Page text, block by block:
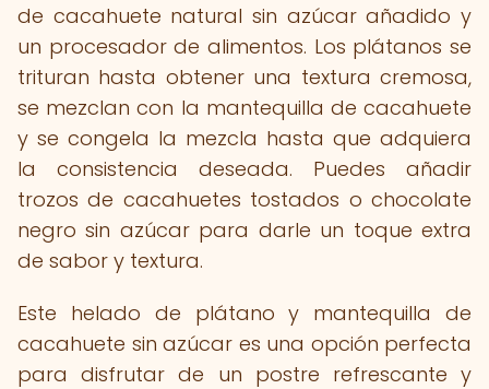
de cacahuete natural sin azúcar añadido y
un procesador de alimentos. Los plátanos se
trituran hasta obtener una textura cremosa,
se mezclan con la mantequilla de cacahuete
y se congela la mezcla hasta que adquiera
la consistencia deseada. Puedes añadir
trozos de cacahuetes tostados o chocolate
negro sin azúcar para darle un toque extra
de sabor y textura.
Este helado de plátano y mantequilla de
cacahuete sin azúcar es una opción perfecta
para disfrutar de un postre refrescante y